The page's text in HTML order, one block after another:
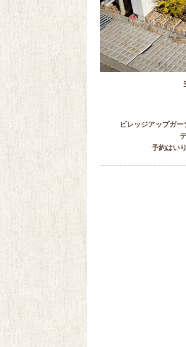
ビレッジアップガ
予約はい